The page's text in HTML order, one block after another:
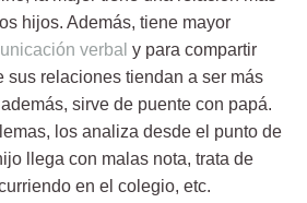
hijos. Además, tiene mayor
verbal y para compartir
sus relaciones tiendan a ser más
sirve de puente con papá.
los analiza desde el punto de
llega con malas nota, trata de
en el colegio, etc.